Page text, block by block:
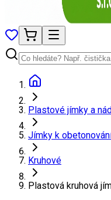
Plastové jímky a
Jímky k
Kruhové
Plastová kruhová